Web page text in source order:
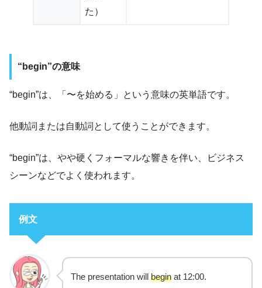
た）
“begin”の意味
“begin”は、「〜を始める」という意味の英単語です。
他動詞または自動詞として使うことができます。
“begin”は、やや硬くフォーマルな響きを伴い、ビジネス
シーンなどでよく使われます。
例文
The presentation will begin at 12:00.